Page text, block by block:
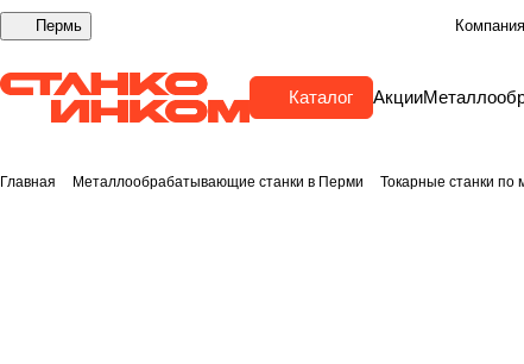
Пермь Компания
Каталог Акции
Главная Металлообрабатывающие станки в Перми Токарные станки по